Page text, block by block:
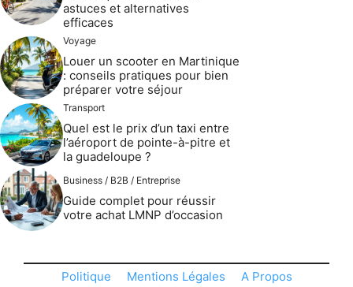
astuces et alternatives
efficaces
Voyage
Louer un scooter en Martinique
: conseils pratiques pour bien
préparer votre séjour
Transport
Quel est le prix d’un taxi entre
l’aéroport de pointe-à-pitre et
la guadeloupe ?
Business / B2B / Entreprise
Guide complet pour réussir
votre achat LMNP d’occasion
Politique Mentions Légales A Propos